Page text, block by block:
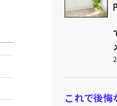
これで後悔